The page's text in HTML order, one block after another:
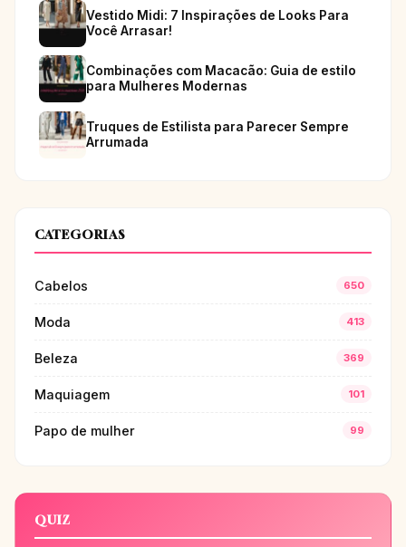
Vestido Midi: 7 Inspirações de Looks Para
Você Arrasar!
Combinações com Macacão: Guia de estilo
para Mulheres Modernas
Truques de Estilista para Parecer Sempre
Arrumada
CATEGORIAS
Cabelos 650
Moda 413
Beleza 369
Maquiagem 101
Papo de mulher 99
QUIZ